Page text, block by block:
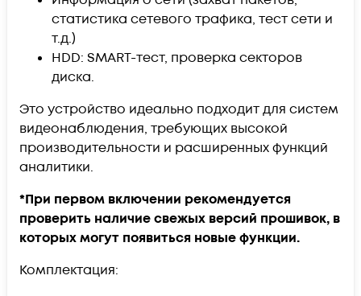
статистика сетевого трафика, тест сети и
т.д.)
HDD: SMART-тест, проверка секторов
диска.
Это устройство идеально подходит для систем
видеонаблюдения, требующих высокой
производительности и расширенных функций
аналитики.
*При первом включении рекомендуется
проверить наличие свежых версий прошивок, в
которых могут появиться новые функции.
Комплектация: